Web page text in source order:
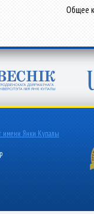
Общее
имени Янки Купалы